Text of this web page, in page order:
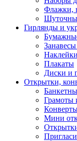
Флажки,
Гирлянды и
Плакаты
Диски и
Открытки,
Грамоты
Мини